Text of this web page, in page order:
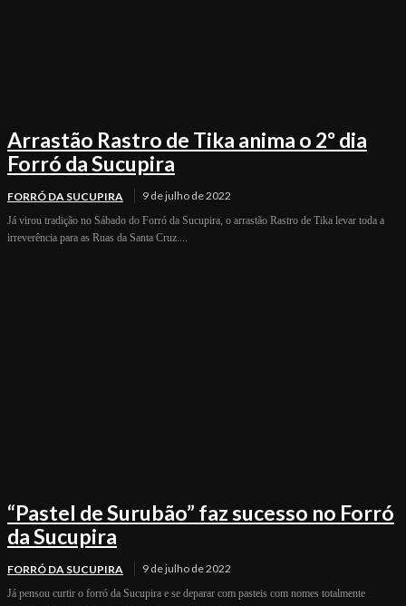
Arrastão Rastro de Tika anima o 2º dia
Forró da Sucupira
FORRÓ DA SUCUPIRA 9 de julho de 2022
Já virou tradição no Sábado do Forró da Sucupira, o arrastão Rastro de Tika levar toda a
irreverência para as Ruas da Santa Cruz....
“Pastel de Surubão” faz sucesso no Forró
da Sucupira
FORRÓ DA SUCUPIRA 9 de julho de 2022
Já pensou curtir o forró da Sucupira e se deparar com pasteis com nomes totalmente